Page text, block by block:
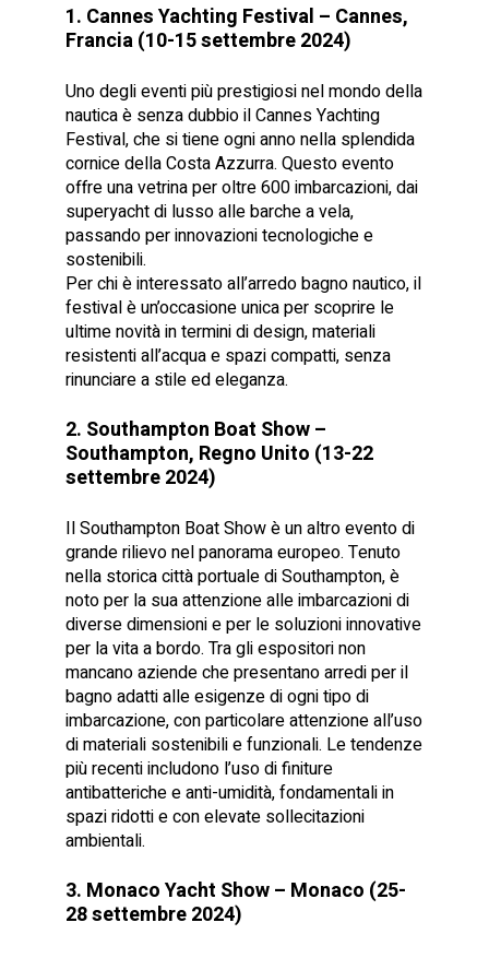
1. Cannes Yachting Festival – Cannes,
Francia (10-15 settembre 2024)
Uno degli eventi più prestigiosi nel mondo della
nautica è senza dubbio il Cannes Yachting
Festival, che si tiene ogni anno nella splendida
cornice della Costa Azzurra. Questo evento
offre una vetrina per oltre 600 imbarcazioni, dai
superyacht di lusso alle barche a vela,
passando per innovazioni tecnologiche e
sostenibili.
Per chi è interessato all’arredo bagno nautico, il
festival è un’occasione unica per scoprire le
ultime novità in termini di design, materiali
resistenti all’acqua e spazi compatti, senza
rinunciare a stile ed eleganza.
2. Southampton Boat Show –
Southampton, Regno Unito (13-22
settembre 2024)
Il Southampton Boat Show è un altro evento di
grande rilievo nel panorama europeo. Tenuto
nella storica città portuale di Southampton, è
noto per la sua attenzione alle imbarcazioni di
diverse dimensioni e per le soluzioni innovative
per la vita a bordo. Tra gli espositori non
mancano aziende che presentano arredi per il
bagno adatti alle esigenze di ogni tipo di
imbarcazione, con particolare attenzione all’uso
di materiali sostenibili e funzionali. Le tendenze
più recenti includono l’uso di finiture
antibatteriche e anti-umidità, fondamentali in
spazi ridotti e con elevate sollecitazioni
ambientali.
3. Monaco Yacht Show – Monaco (25-
28 settembre 2024)